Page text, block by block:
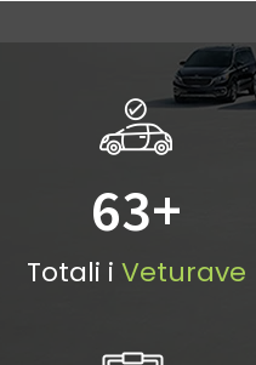
63+
Totali i Veturave